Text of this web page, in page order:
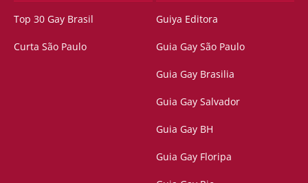
Top 30 Gay Brasil
Curta São Paulo
Guiya Editora
Guia Gay São Paulo
Guia Gay Brasilia
Guia Gay Salvador
Guia Gay BH
Guia Gay Floripa